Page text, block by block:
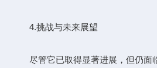
4.挑战与未来展望
尽管它已取得显著进展，但仍面